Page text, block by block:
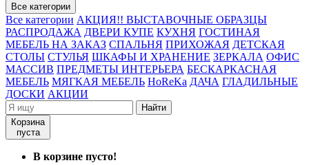
Все категории
Все категории АКЦИЯ!! ВЫСТАВОЧНЫЕ ОБРАЗЦЫ
РАСПРОДАЖА ДВЕРИ КУПЕ КУХНЯ ГОСТИНАЯ
МЕБЕЛЬ НА ЗАКАЗ СПАЛЬНЯ ПРИХОЖАЯ ДЕТСКАЯ
СТОЛЫ СТУЛЬЯ ШКАФЫ И ХРАНЕНИЕ ЗЕРКАЛА ОФИС
МАССИВ ПРЕДМЕТЫ ИНТЕРЬЕРА БЕСКАРКАСНАЯ
МЕБЕЛЬ МЯГКАЯ МЕБЕЛЬ HoReKa ДАЧА ГЛАДИЛЬНЫЕ
ДОСКИ АКЦИИ
Найти
Корзина
пуста
В корзине пусто!